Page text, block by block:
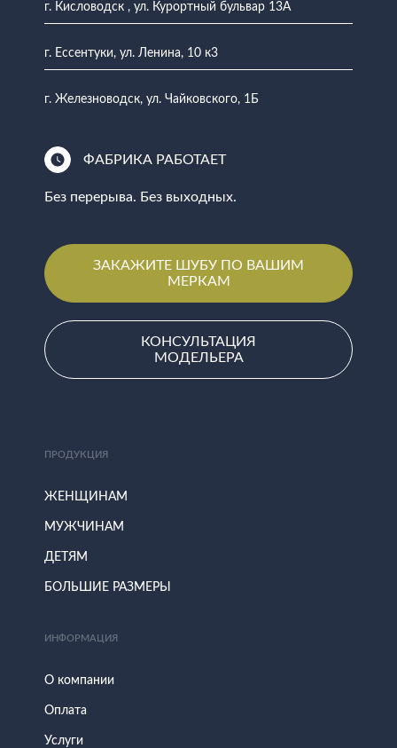
г. Кисловодск , ул. Курортный бульвар 13А
г. Ессентуки, ул. Ленина, 10 к3
г. Железноводск, ул. Чайковского, 1Б
ФАБРИКА РАБОТАЕТ
Без перерыва. Без выходных.
ЗАКАЖИТЕ ШУБУ ПО ВАШИМ
МЕРКАМ
КОНСУЛЬТАЦИЯ
МОДЕЛЬЕРА
ПРОДУКЦИЯ
ЖЕНЩИНАМ
МУЖЧИНАМ
ДЕТЯМ
БОЛЬШИЕ РАЗМЕРЫ
ИНФОРМАЦИЯ
О компании
Оплата
Услуги